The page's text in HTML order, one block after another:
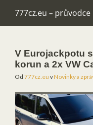
777cz.eu –
V Eurojackpotu
korun a 2x VW
Od 777cz.eu vNovinky a